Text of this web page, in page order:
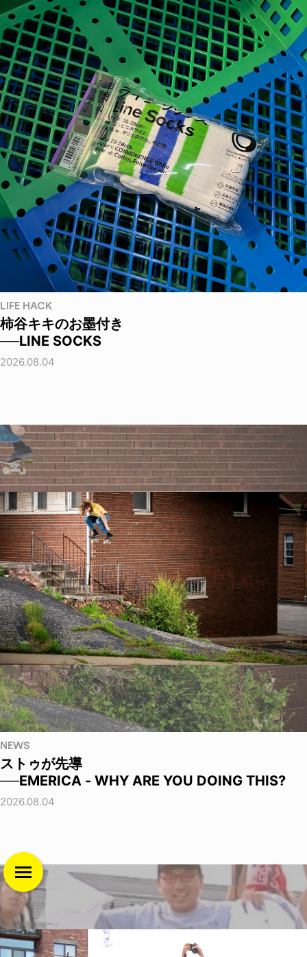
LIFE HACK
柿谷キキのお墨付き
──LINE SOCKS
2026.08.04
NEWS
ストゥが先導
──EMERICA - WHY ARE YOU DOING THIS?
2026.08.04